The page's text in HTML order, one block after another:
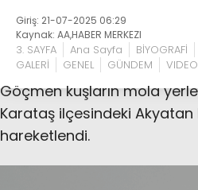
Giriş: 21-07-2025 06:29
Kaynak: AA,HABER MERKEZI
3. SAYFA Ana Sayfa BİYOGRAFİ
GALERİ
GENEL GÜNDEM
Göçmen kuşların mola
Karataş ilçesindeki
hareketlendi.